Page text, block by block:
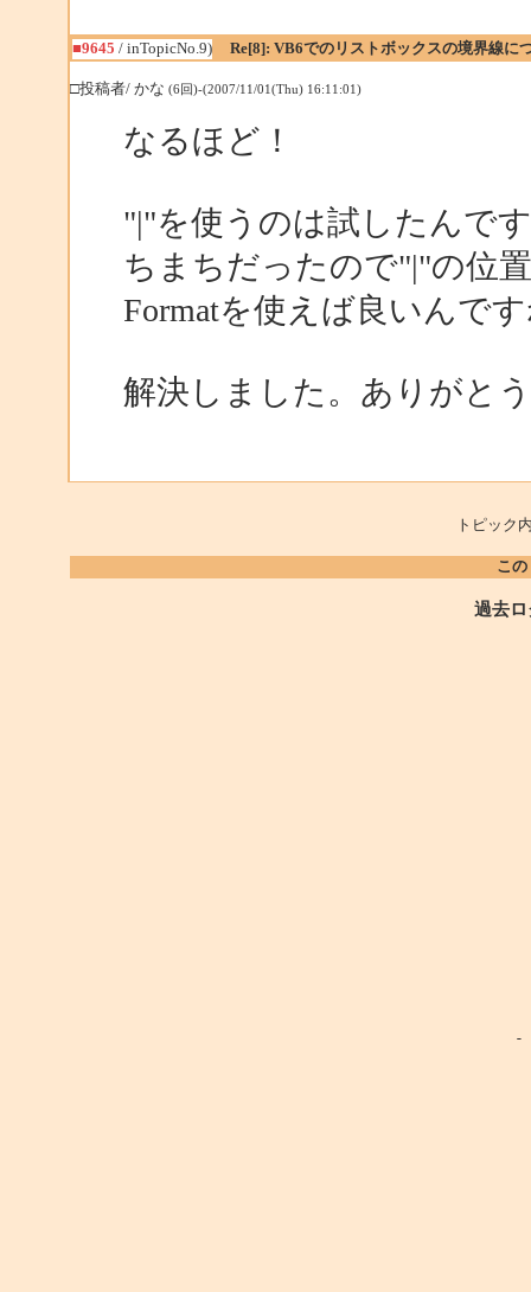
■9645 / inTopicNo.9) Re[8]: VB6でのリストボックスの境界線に
□投稿者/ かな (6回)-(2007/11/01(Thu) 16:11:01)
なるほど！
"|"を使うのは試したんで
ちまちだったので"|"の位
Formatを使えば良いんで
解決しました。ありがと
トピッ
こ
過去